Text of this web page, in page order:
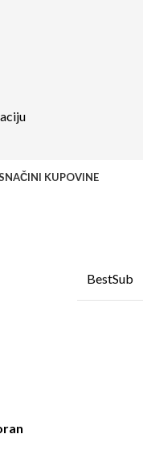
NAČINI KUPOVINE
BestSub